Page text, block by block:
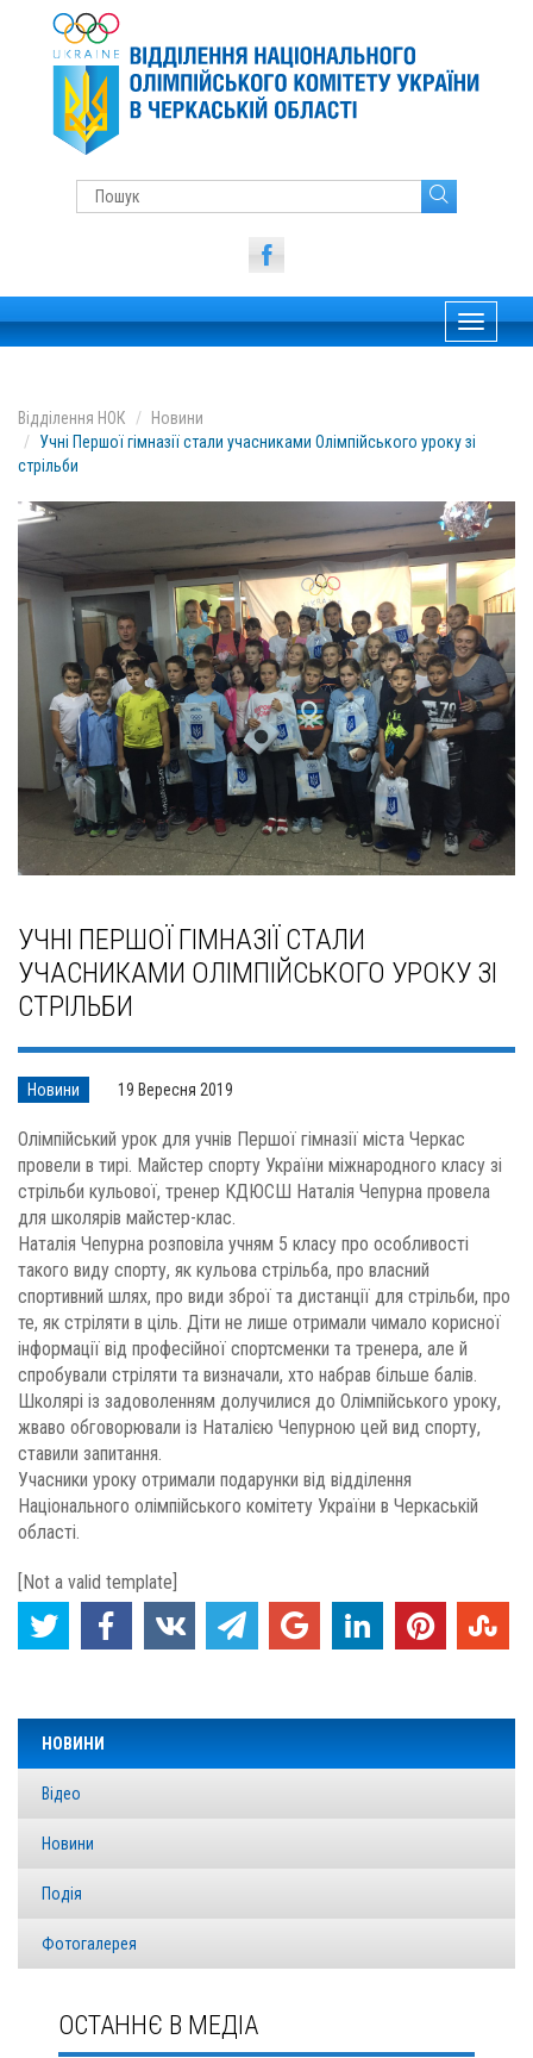
Toggle
Відділення НОК
Новини
Учні Першої гімназії стали учасниками Олімпійського уроку зі
стрільби
УЧНІ ПЕРШОЇ ГІМНАЗІЇ СТАЛИ
УЧАСНИКАМИ ОЛІМПІЙСЬКОГО УРОКУ ЗІ
СТРІЛЬБИ
Новини 19 Вересня 2019
Олімпійський урок для учнів Першої гімназії міста Черкас
провели в тирі. Майстер спорту України міжнародного класу зі
стрільби кульової, тренер КДЮСШ Наталія Чепурна провела
для школярів майстер-клас.
Наталія Чепурна розповіла учням 5 класу про особливості
такого виду спорту, як кульова стрільба, про власний
спортивний шлях, про види зброї та дистанції для стрільби, про
те, як стріляти в ціль. Діти не лише отримали чимало корисної
інформації від професійної спортсменки та тренера, але й
спробували стріляти та визначали, хто набрав більше балів.
Школярі із задоволенням долучилися до Олімпійського уроку,
жваво обговорювали із Наталією Чепурною цей вид спорту,
ставили запитання.
Учасники уроку отримали подарунки від відділення
Національного олімпійського комітету України в Черкаській
області.
[Not a valid template]
НОВИНИ
Відео
Новини
Подія
Фотогалерея
ОСТАННЄ В МЕДІА